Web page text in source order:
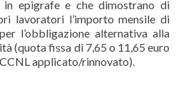
epigrafe e che dimostrano di
lavoratori l’importo mensile di
l’obbligazione alternativa alla
(quota fissa di 7,65 o 11,65 euro
applicato/rinnovato).